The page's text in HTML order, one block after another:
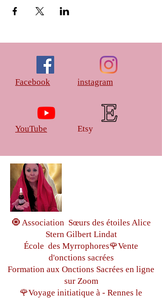
Facebook
YouTube
instagram
Etsy
🧿 Association Sœurs des étoiles Alice
Stern Gilbert Lindat
École des Myrrophores🌹Vente
d'onctions sacrées
Formation aux Onctions Sacrées en ligne
sur Zoom
🌹Voyage initiatique à - Rennes le